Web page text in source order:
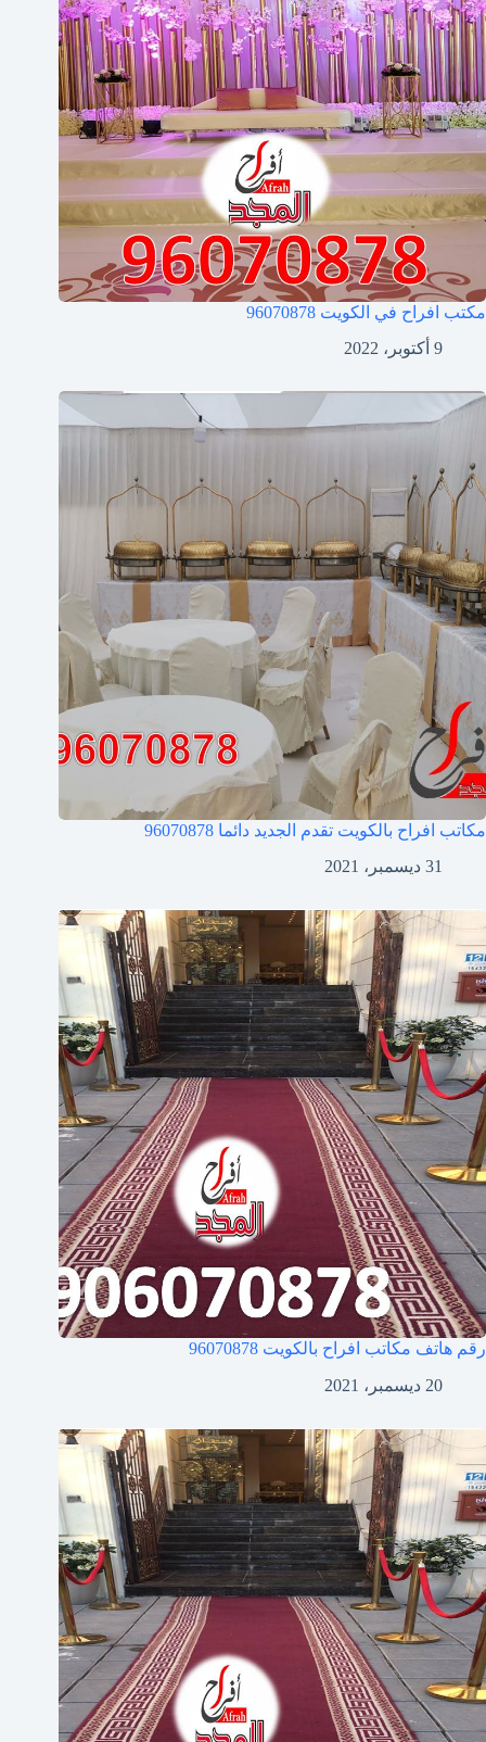
مكتب افراح في الكويت 96070878
9 أكتوبر، 2022
مكاتب افراح بالكويت تقدم الجديد دائما 96070878
31 ديسمبر، 2021
رقم هاتف مكاتب افراح بالكويت 96070878
20 ديسمبر، 2021